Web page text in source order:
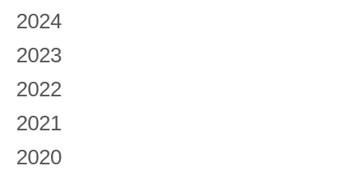
2024
2023
2022
2021
2020